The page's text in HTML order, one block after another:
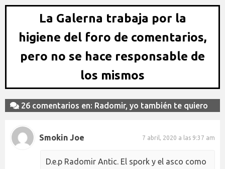
La Galerna trabaja por la
higiene del foro de comentarios,
pero no se hace responsable de
los mismos
26 comentarios en: Radomir, yo también te quiero
Smokin Joe 7 abril, 2020 a las 9:37 am
D.e.p Radomir Antic. El spork y el asco como